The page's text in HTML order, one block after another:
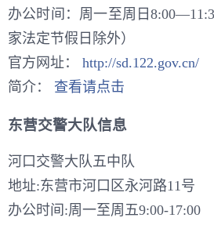
办公时间：周一至周日
家法定节假日除外）
官方网址： http://sd.122.gov.cn/
简介： 查看请点击
东营交警大队信息
河口交警大队五中队
地址:东营市河口区永河路11号
办公时间:周一至周五9:00-17:00